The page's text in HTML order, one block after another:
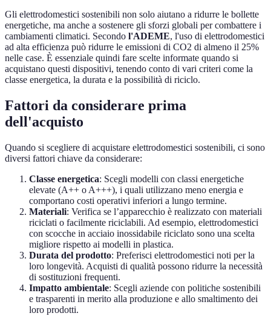
Gli elettrodomestici sostenibili non solo aiutano a ridurre le bollette
energetiche, ma anche a sostenere gli sforzi globali per combattere i
cambiamenti climatici. Secondo l'ADEME, l'uso di elettrodomestici
ad alta efficienza può ridurre le emissioni di CO2 di almeno il 25%
nelle case. È essenziale quindi fare scelte informate quando si
acquistano questi dispositivi, tenendo conto di vari criteri come la
classe energetica, la durata e la possibilità di riciclo.
Fattori da considerare prima
dell'acquisto
Quando si scegliere di acquistare elettrodomestici sostenibili, ci sono
diversi fattori chiave da considerare:
Classe energetica: Scegli modelli con classi energetiche
elevate (A++ o A+++), i quali utilizzano meno energia e
comportano costi operativi inferiori a lungo termine.
Materiali: Verifica se l’apparecchio è realizzato con materiali
riciclati o facilmente riciclabili. Ad esempio, elettrodomestici
con scocche in acciaio inossidabile riciclato sono una scelta
migliore rispetto ai modelli in plastica.
Durata del prodotto: Preferisci elettrodomestici noti per la
loro longevità. Acquisti di qualità possono ridurre la necessità
di sostituzioni frequenti.
Impatto ambientale: Scegli aziende con politiche sostenibili
e trasparenti in merito alla produzione e allo smaltimento dei
loro prodotti.